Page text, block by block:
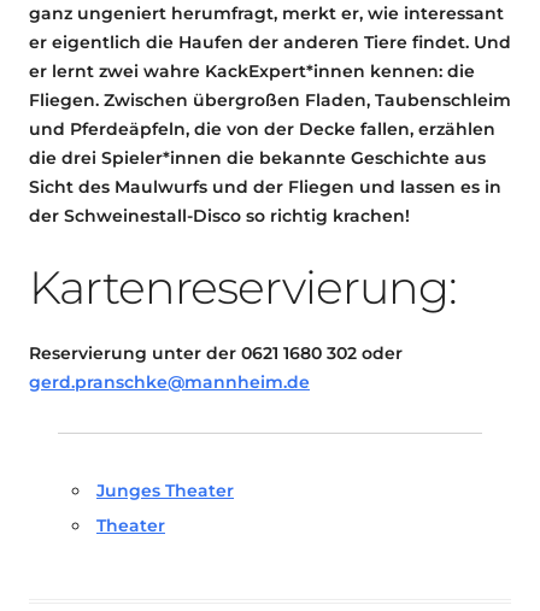
ganz ungeniert herumfragt, merkt er, wie interessant
er eigentlich die Haufen der anderen Tiere findet. Und
er lernt zwei wahre KackExpert*innen kennen: die
Fliegen. Zwischen übergroßen Fladen, Taubenschleim
und Pferdeäpfeln, die von der Decke fallen, erzählen
die drei Spieler*innen die bekannte Geschichte aus
Sicht des Maulwurfs und der Fliegen und lassen es in
der Schweinestall-Disco so richtig krachen!
Kartenreservierung:
Reservierung unter der 0621 1680 302 oder
gerd.pranschke@mannheim.de
Junges Theater
Theater